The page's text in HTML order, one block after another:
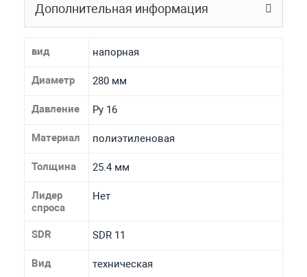
Дополнительная информация
вид напорная
Диаметр 280 мм
Давление Ру 16
Материал полиэтиленовая
Толщина 25.4 мм
Лидер
спроса
Нет
SDR SDR 11
Вид техническая